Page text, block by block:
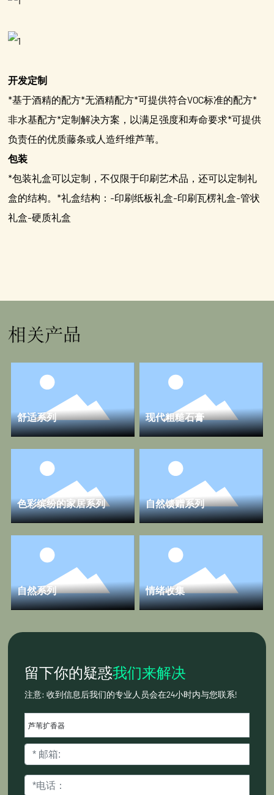
开发定制
*基于酒精的配方*无酒精配方*可提供符合VOC标准的配方*
非水基配方*定制解决方案，以满足强度和寿命要求*可提供
负责任的优质藤条或人造纤维芦苇。
包装
*包装礼盒可以定制，不仅限于印刷艺术品，还可以定制礼
盒的结构。*礼盒结构：-印刷纸板礼盒-印刷瓦楞礼盒-管状
礼盒-硬质礼盒
相关产品
舒适系列 现代粗糙石膏
色彩缤纷的家居系列 自然馈赠系列
自然系列 情绪收集
留下你的疑惑我们来解决
注意: 收到信息后我们的专业人员会在24小时内与您联系!
芦苇扩香器